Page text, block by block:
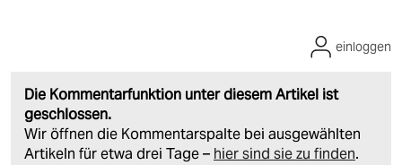
Die Kommentarfunktion unter diesem Artikel ist
geschlossen.
Wir öffnen die Kommentarspalte bei ausgewählten
Artikeln für etwa drei Tage – hier sind sie zu finden.
einloggen